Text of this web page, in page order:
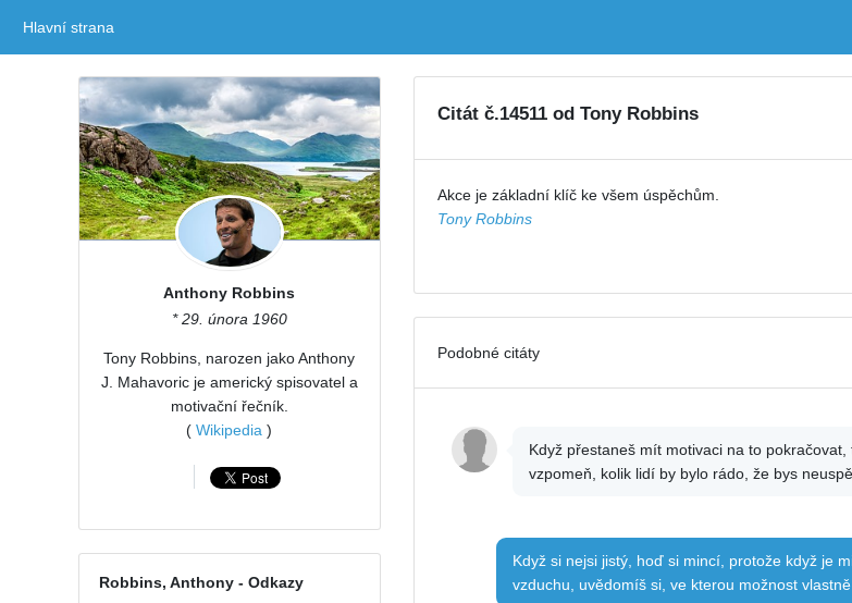
Hlavní strana
Anthony Robbins
* 29. února 1960
Tony Robbins, narozen jako Anthony
J. Mahavoric je americký spisovatel a
motivační řečník.
(Wikipedia )
Robbins, Anthony- Odkazy
Citát č.14511 od Tony Robbins
Akce je základní klíč ke všem úspěchům.
Tony Robbins
Podobné citáty
Když přestaneš mít motivaci na to pokračovat,
vzpomeň, kolik lidí by bylo rádo, že bys
Když si nejsi jistý, hoď si mincí, protože když je
vzduchu, uvědomíš si, ve kterou možnost vlastně